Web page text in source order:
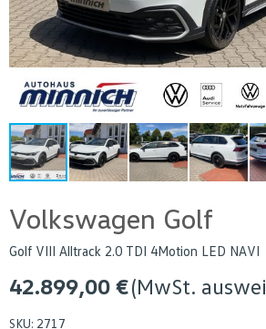
Volkswagen Golf
Golf VIII Alltrack 2.0 TDI 4Motion LED NAVI
42.899,00 €(MwSt.
SKU: 2717